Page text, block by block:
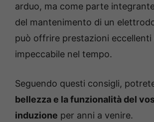
arduo, ma come parte
del mantenimento di un
può offrire prestazioni eccellenti
impeccabile nel tempo.
Seguendo questi consigli,
bellezza e la funzionalità del
induzione per anni a venire.